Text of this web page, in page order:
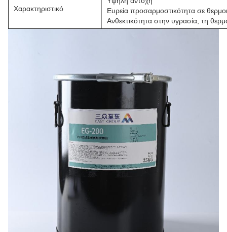
Χαρακτηριστικό
Ευρεία προσαρμοστικότητα σε
Ανθεκτικότητα στην υγρασία, τη